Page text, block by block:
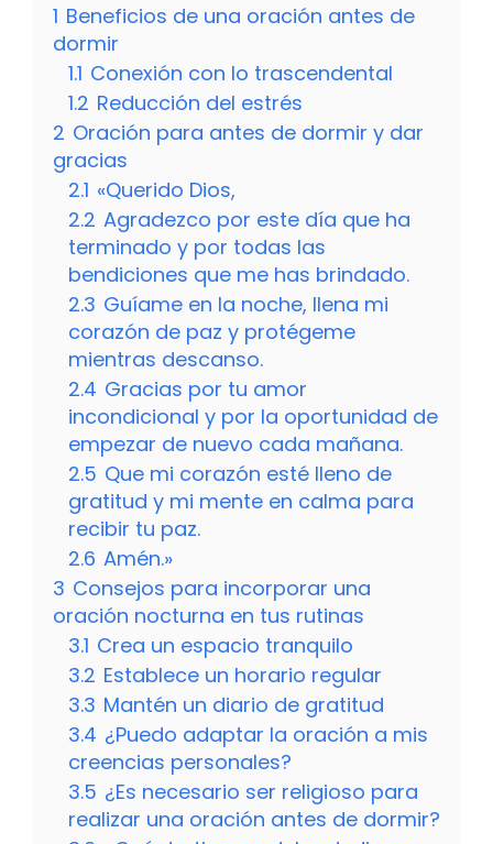
1 Beneficios de una oración antes de
dormir
1.1 Conexión con lo trascendental
1.2 Reducción del estrés
2 Oración para antes de dormir y dar
gracias
2.1 «Querido Dios,
2.2 Agradezco por este día que ha
terminado y por todas las
bendiciones que me has brindado.
2.3 Guíame en la noche, llena mi
corazón de paz y protégeme
mientras descanso.
2.4 Gracias por tu amor
incondicional y por la oportunidad de
empezar de nuevo cada mañana.
2.5 Que mi corazón esté lleno de
gratitud y mi mente en calma para
recibir tu paz.
2.6 Amén.»
3 Consejos para incorporar una
oración nocturna en tus rutinas
3.1 Crea un espacio tranquilo
3.2 Establece un horario regular
3.3 Mantén un diario de gratitud
3.4 ¿Puedo adaptar la oración a mis
creencias personales?
3.5 ¿Es necesario ser religioso para
realizar una oración antes de dormir?